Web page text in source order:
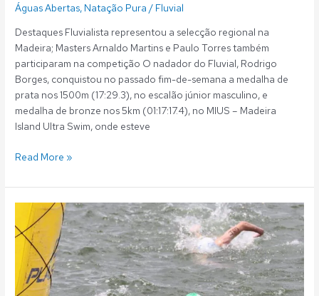
Águas Abertas, Natação Pura / Fluvial
Destaques Fluvialista representou a selecção regional na
Madeira; Masters Arnaldo Martins e Paulo Torres também
participaram na competição O nadador do Fluvial, Rodrigo
Borges, conquistou no passado fim-de-semana a medalha de
prata nos 1500m (17:29.3), no escalão júnior masculino, e
medalha de bronze nos 5km (01:17:17.4), no MIUS – Madeira
Island Ultra Swim, onde esteve
Read More »
Águas
Abertas:
Rodrigo
Borges
representa
ANNP